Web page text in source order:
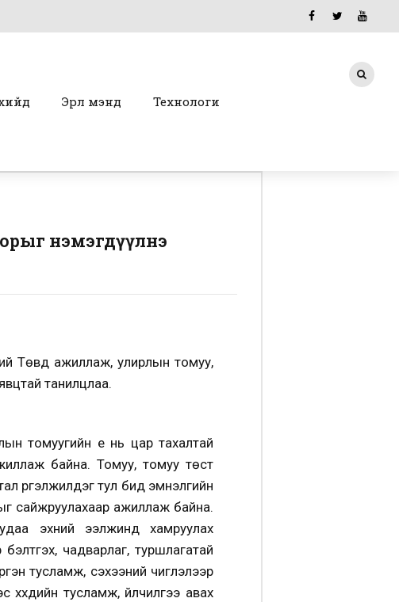
Эрүүл мэнд Технологи
нэмэгдүүлнэ
Төвд ажиллаж, улирлын томуу,
танилцлаа.
томуугийн үе нь цар тахалтай
байна. Томуу, томуу төст
үргэлжилдэг тул бид эмнэлгийн
сайжруулахаар ажиллаж байна.
эхний ээлжинд хамруулах
чадварлаг, туршлагатай
тусламж, сэхээний чиглэлээр
тусламж, үйлчилгээ авах